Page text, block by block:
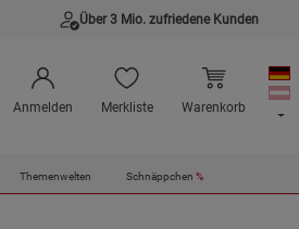
Über 3 Mio. zufriedene Kunden
Anmelden Merkliste Warenkorb
Themenwelten Schnäppchen %